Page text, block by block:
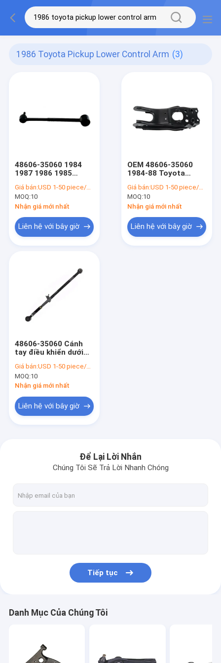
1986 Toyota Pickup Lower Control Arm (3)
48606-35060 1984
1987 1986 1985
dưới Tay điều khiển
phía trước bên trái
Giá bán:USD 1-50 piece/pieces
MOQ:10
Nhận giá mới nhất
Liên hệ với bây giờ
OEM 48606-35060
1984-88 Toyota
tay điều khiển Phía
trước Bên trái
Giá bán:USD 1-50 piece/pieces
MOQ:10
Nhận giá mới nhất
Liên hệ với bây giờ
48606-35060 Cánh
tay điều khiển dưới
Toyota Pickup 1984-
1987
Giá bán:USD 1-50 piece/pieces
MOQ:10
Nhận giá mới nhất
Liên hệ với bây giờ
Để Lại Lời Nhắn
Chúng Tôi Sẽ Trả Lời Nhanh Chóng
Tiếp tục
Danh Mục Của Chúng Tôi